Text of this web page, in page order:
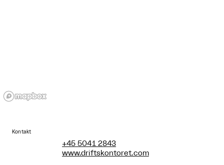
Kontakt
+45 5041 2843
www.driftskontoret.com